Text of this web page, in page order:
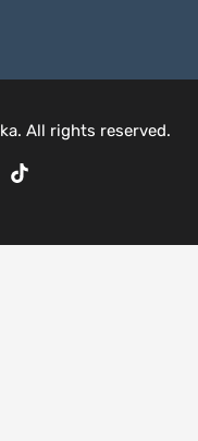
All rights reserved.